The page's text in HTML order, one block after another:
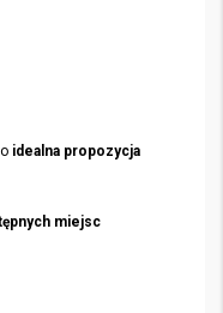
idealna propozycja
miejsc